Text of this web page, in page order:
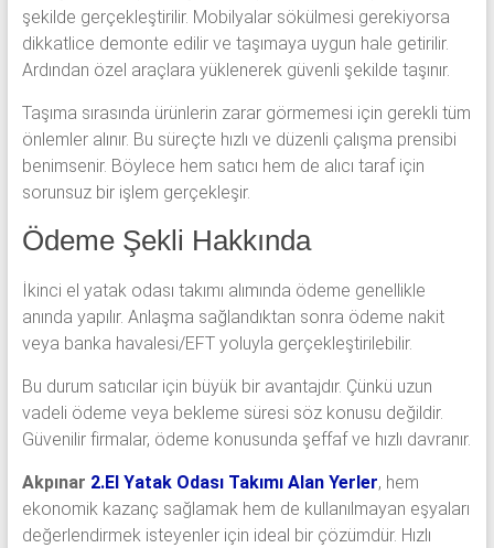
şekilde gerçekleştirilir. Mobilyalar sökülmesi gerekiyorsa
dikkatlice demonte edilir ve taşımaya uygun hale getirilir.
Ardından özel araçlara yüklenerek güvenli şekilde taşınır.
Taşıma sırasında ürünlerin zarar görmemesi için gerekli tüm
önlemler alınır. Bu süreçte hızlı ve düzenli çalışma prensibi
benimsenir. Böylece hem satıcı hem de alıcı taraf için
sorunsuz bir işlem gerçekleşir.
Ödeme Şekli Hakkında
İkinci el yatak odası takımı alımında ödeme genellikle
anında yapılır. Anlaşma sağlandıktan sonra ödeme nakit
veya banka havalesi/EFT yoluyla gerçekleştirilebilir.
Bu durum satıcılar için büyük bir avantajdır. Çünkü uzun
vadeli ödeme veya bekleme süresi söz konusu değildir.
Güvenilir firmalar, ödeme konusunda şeffaf ve hızlı davranır.
Akpınar 2.El Yatak Odası Takımı Alan Yerler, hem
ekonomik kazanç sağlamak hem de kullanılmayan eşyaları
değerlendirmek isteyenler için ideal bir çözümdür. Hızlı